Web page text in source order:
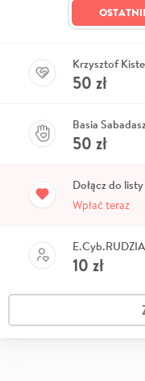
Krzysztof
50 zł
Basia
50 zł
Dołącz do listy
Wpłać teraz
10 zł